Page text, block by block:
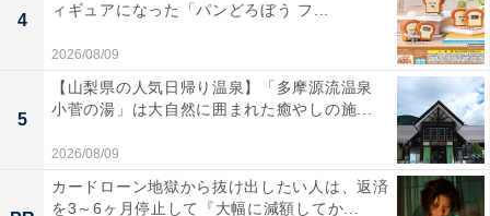
4
ィギュアになった「パンどろぼう フ...
2026/08/09
5
【山梨県の人気日帰り温泉】「多摩源流温泉
小菅の湯」は大自然に囲まれた癒やしの施...
2026/08/09
カードローン地獄から抜け出したい人は、返済
を3～6ヶ月停止して『大幅に減額してか...